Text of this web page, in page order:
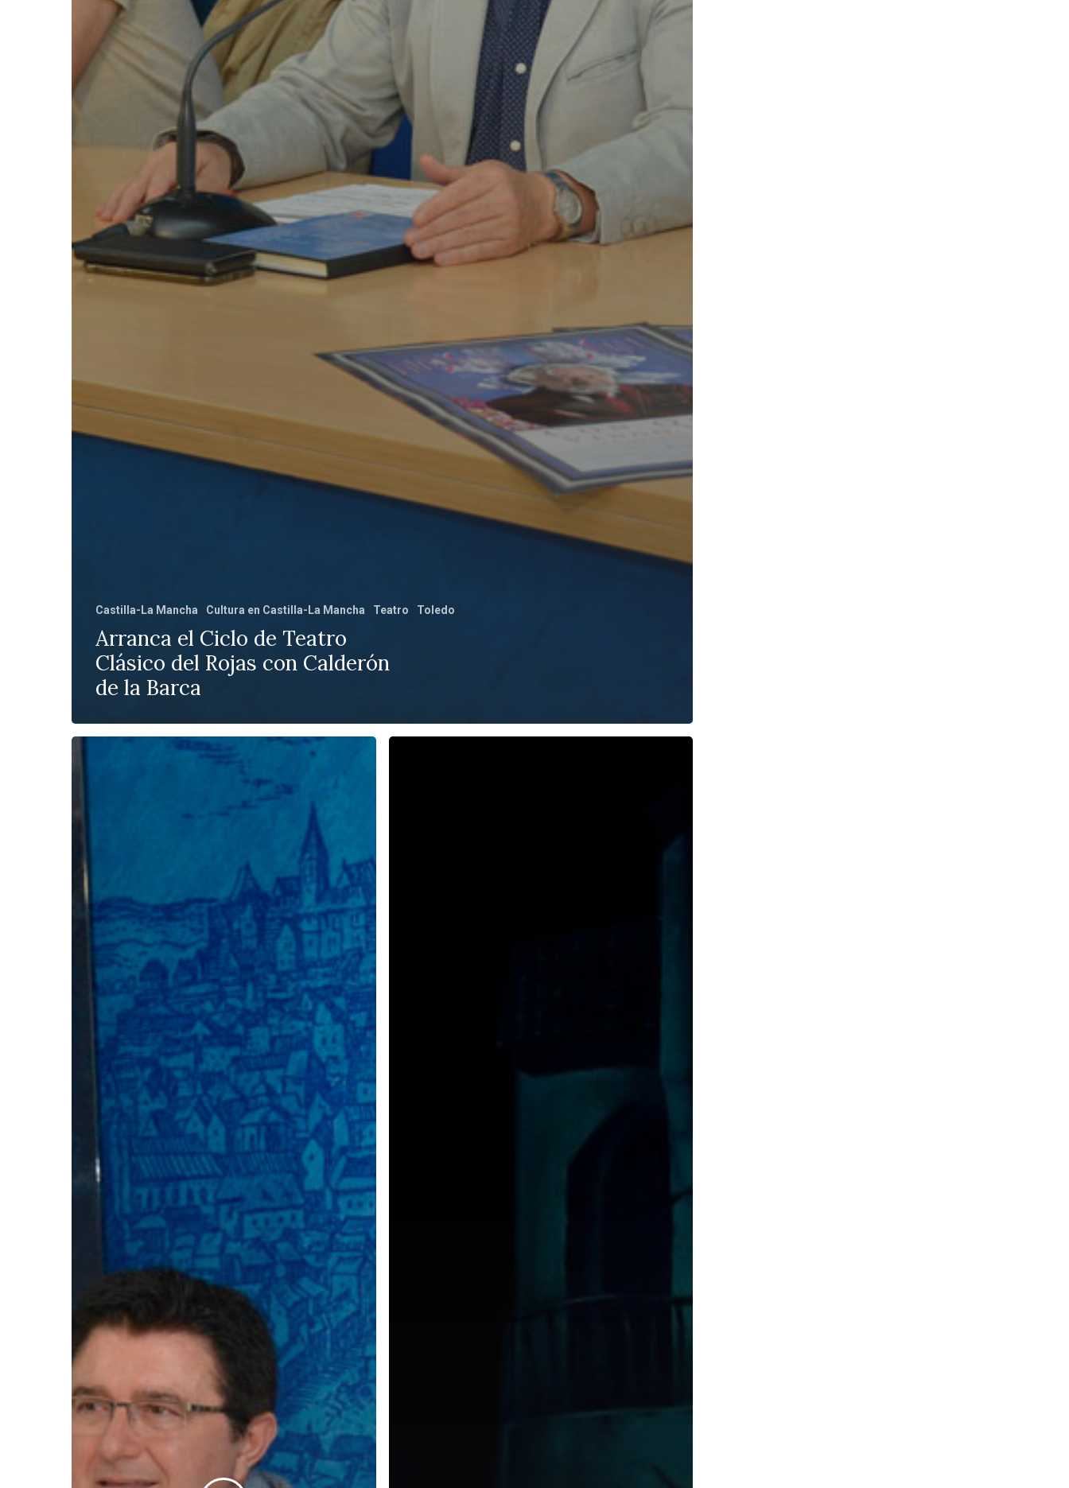
Castilla-La Mancha Cultura en Castilla-La Mancha Teatro Toledo
Arranca el Ciclo de Teatro
Clásico del Rojas con Calderón
de la Barca